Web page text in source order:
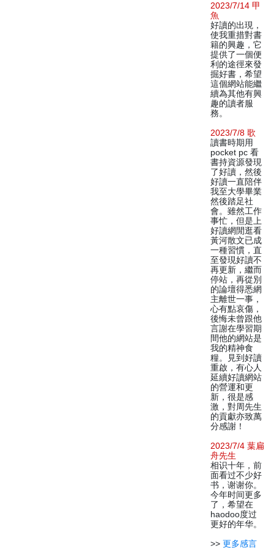
2023/7/14 甲
魚
好讀的出現，
使我重措對書
籍的興趣，它
提供了一個便
利的途徑來發
掘好書，希望
這個網站能繼
續為其他有興
趣的讀者服
務。
2023/7/8 歌
讀書時期用
pocket pc 看
書持資源發現
了好讀，然後
好讀一直陪伴
我至大學畢業
然後踏足社
會。雖然工作
事忙，但是上
好讀網閒逛看
黃河散文已成
一種習慣，直
至發現好讀不
再更新，繼而
停站，再從別
的論壇得悉網
主離世一事，
心有點哀傷，
後悔未曾跟他
言謝在學習期
間他的網站是
我的精神食
糧。見到好讀
重啟，有心人
延續好讀網站
的營運和更
新，很是感
激，對周先生
的貢獻亦致萬
分感謝！
2023/7/4 葉扁
舟先生
相识十年，前
面看过不少好
书，谢谢你。
今年时间更多
了，希望在
haodoo度过
更好的年华。
>> 更多感言